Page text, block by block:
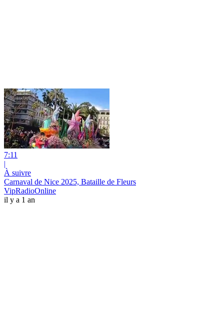
7:11
|
À suivre
Carnaval de Nice 2025, Bataille de Fleurs
VipRadioOnline
il y a 1 an